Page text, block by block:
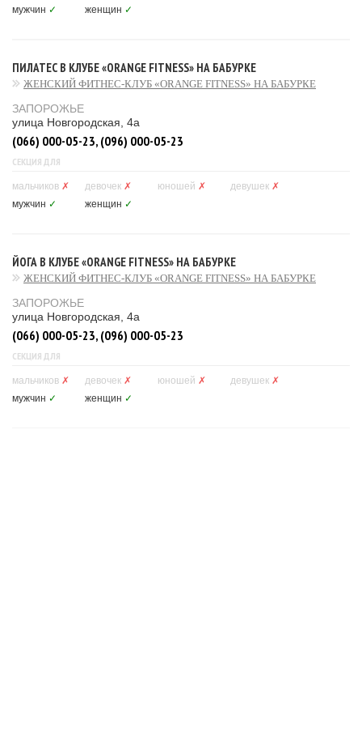
мужчин ✓ женщин ✓
ПИЛАТЕС В КЛУБЕ «ORANGE FITNESS» НА БАБУРКЕ
ЖЕНСКИЙ ФИТНЕС-КЛУБ «ORANGE FITNESS» НА БАБУРКЕ
ЗАПОРОЖЬЕ
улица Новгородская, 4а
(066) 000-05-23, (096) 000-05-23
СЕКЦИЯ ДЛЯ
мальчиков ✗ девочек ✗ юношей ✗ девушек ✗
мужчин ✓ женщин ✓
ЙОГА В КЛУБЕ «ORANGE FITNESS» НА БАБУРКЕ
ЖЕНСКИЙ ФИТНЕС-КЛУБ «ORANGE FITNESS» НА БАБУРКЕ
ЗАПОРОЖЬЕ
улица Новгородская, 4а
(066) 000-05-23, (096) 000-05-23
СЕКЦИЯ ДЛЯ
мальчиков ✗ девочек ✗ юношей ✗ девушек ✗
мужчин ✓ женщин ✓